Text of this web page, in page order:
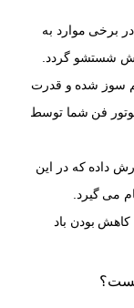
برخی موارد به
شستشو گردد.
سوز شده و قدرت
فن شما توسط
داده که در این
می گیرد.
بودن باد